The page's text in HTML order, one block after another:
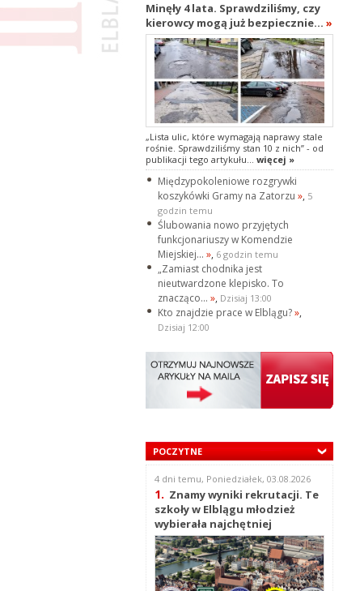
Minęły 4 lata. Sprawdziliśmy, czy
kierowcy mogą już bezpiecznie... »
„Lista ulic, które wymagają naprawy stale
rośnie. Sprawdziliśmy stan 10 z nich” - od
publikacji tego artykułu... więcej »
Międzypokoleniowe rozgrywki
koszykówki Gramy na Zatorzu », 5
godzin temu
Ślubowania nowo przyjętych
funkcjonariuszy w Komendzie
Miejskiej... », 6 godzin temu
„Zamiast chodnika jest
nieutwardzone klepisko. To
znacząco... », Dzisiaj 13:00
Kto znajdzie prace w Elblągu?»,
Dzisiaj 12:00
POCZYTNE
4 dni temu, Poniedziałek, 03.08.2026
1. Znamy wyniki rekrutacji. Te
szkoły w Elblągu młodzież
wybierała najchętniej